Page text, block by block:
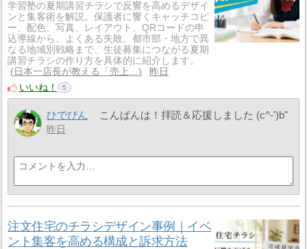
学習塾の夏期講習チラシで反響を高めるデザイ
ンと集客術を解説。保護者に響くキャッチコピ
ー、配色、写真、レイアウト、QRコードの申
込導線から、よくある失敗、都市部・地方で異
なる地域別戦略まで、生徒募集につながる夏期
講習チラシの作り方を具体的に紹介します。
日本一店長が教える「売上…
昨日
いいね！
5
ひでぴん こんばんは！拝読＆応援しました (c^-')b"
昨日
注文住宅のチラシデザイン事例｜イベ
ント集客を高める構成と訴求方法